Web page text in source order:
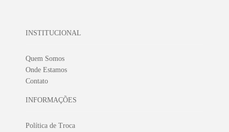
INSTITUCIONAL
Quem Somos
Onde Estamos
Contato
INFORMAÇÕES
Política de Troca